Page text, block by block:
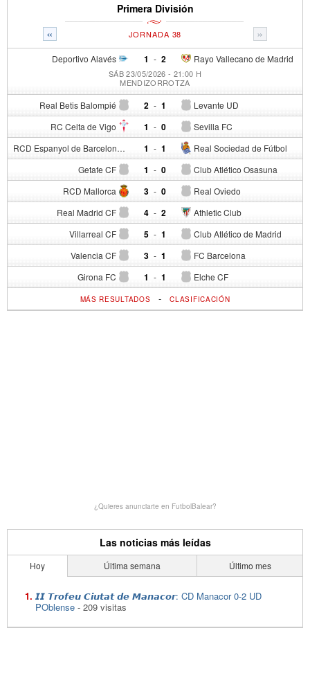
Primera División
« »
JORNADA 38
Deportivo Alavés 1 - Rayo Vallecano de Madrid
2
SÁB 23/05/2026 - 21:00 H
MENDIZORROTZA
Real Betis Balompié 2 - Levante UD
1
RC Celta de Vigo 1 - Sevilla FC
0
RCD Espanyol de Barcelona 1 - Real Sociedad de Fútbol
1
Getafe CF 1 - Club Atlético Osasuna
0
RCD Mallorca 3 - Real Oviedo
0
Real Madrid CF 4 - Athletic Club
2
Villarreal CF 5 - Club Atlético de Madrid
1
Valencia CF 3 - FC Barcelona
1
Girona FC 1 - Elche CF
1
MÁS RESULTADOS -CLASIFICACIÓN
¿Quieres anunciarte en FutbolBalear?
Las noticias más leídas
Hoy Última semana Último mes
𝙄𝙄 𝙏𝙧𝙤𝙛𝙚𝙪 𝘾𝙞𝙪𝙩𝙖𝙩 𝙙𝙚 𝙈𝙖𝙣𝙖𝙘𝙤𝙧: CD Manacor 0-2 UD
POblense - 209 visitas